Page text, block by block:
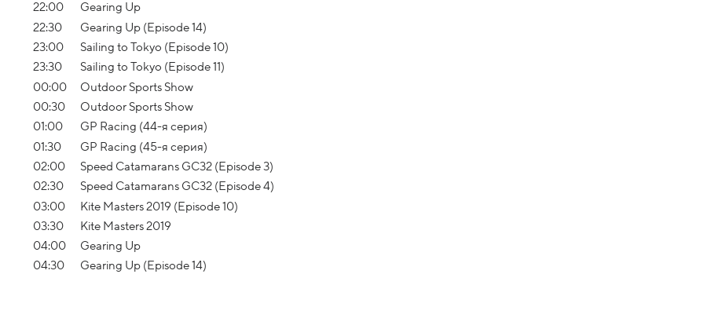
22:00
Gearing Up
22:30
Gearing Up (Episode 14)
23:00
Sailing to Tokyo (Episode 10)
23:30
Sailing to Tokyo (Episode 11)
00:00
Outdoor Sports Show
00:30
Outdoor Sports Show
01:00
GP Racing (44-я серия)
01:30
GP Racing (45-я серия)
02:00
Speed Catamarans GC32 (Episode 3)
02:30
Speed Catamarans GC32 (Episode 4)
03:00
Kite Masters 2019 (Episode 10)
03:30
Kite Masters 2019
04:00
Gearing Up
04:30
Gearing Up (Episode 14)